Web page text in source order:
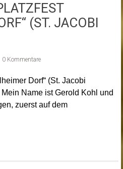
(ST. JACOBI
0 Kommentare
Dorf“ (St. Jacobi
Name ist Gerold Kohl und
zuerst auf dem